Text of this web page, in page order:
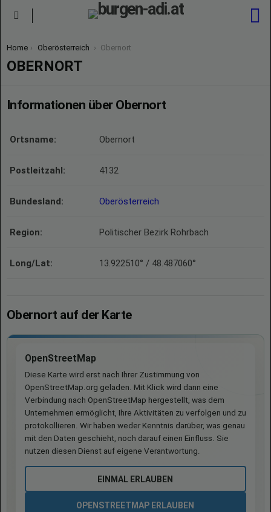
You are here:
Home Oberösterreich Obernort
OBERNORT
Informationen über Obernort
Ortsname: Obernort
Postleitzahl: 4132
Bundesland: Oberösterreich
Region: Politischer Bezirk Rohrbach
Long/Lat: 13.922510° / 48.487060°
Obernort auf der Karte
OpenStreetMap
Diese Karte wird erst nach Ihrer Zustimmung von
OpenStreetMap.org geladen. Mit Klick wird dann eine
Verbindung nach OpenStreetMap hergestellt, was dem
Unternehmen ermöglicht, Ihre Aktivitäten zu verfolgen und zu
protokollieren. Wir haben weder Kenntnis darüber, was genau
mit den Daten geschieht, noch darauf einen Einfluss. Sie
nutzen diesen Dienst auf eigene Verantwortung.
EINMAL ERLAUBEN
OPENSTREETMAP ERLAUBEN